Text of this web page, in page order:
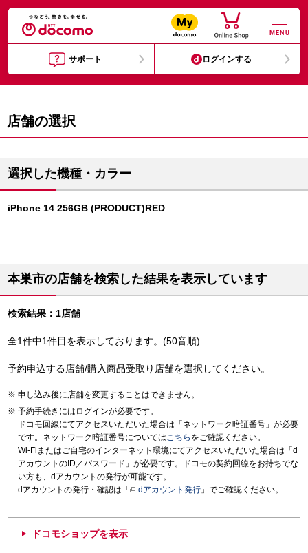
MENU
サポート ログインする
店舗の選択
選択した機種・カラー
iPhone 14 256GB (PRODUCT)RED
本巣市の店舗を検索した結果を表示しています
検索結果：1店舗
全1件中1件目を表示しております。(50音順)
予約申込する店舗/購入商品受取り店舗を選択してください。
申し込み後に店舗を変更することはできません。
予約手続きにはログインが必要です。
ドコモ回線にてアクセスいただいた場合は「ネットワーク暗証番号」が必要
です。ネットワーク暗証番号についてはこちら をご確認ください。
Wi-Fiまたはご自宅のインターネット環境にてアクセスいただいた場合は「d
アカウントのID／パスワード」が必要です。ドコモの契約回線をお持ちでな
い方も、dアカウントの発行が可能です。
dアカウントの発行・確認は「
dアカウント発行 」でご確認ください。
ドコモショップを表示